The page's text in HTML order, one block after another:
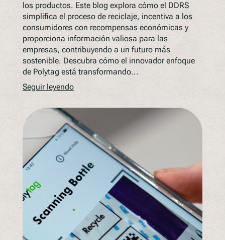
los productos. Este blog explora cómo el DDRS
simplifica el proceso de reciclaje, incentiva a los
consumidores con recompensas económicas y
proporciona información valiosa para las
empresas, contribuyendo a un futuro más
sostenible. Descubra cómo el innovador enfoque
de Polytag está transformando...
Seguir leyendo